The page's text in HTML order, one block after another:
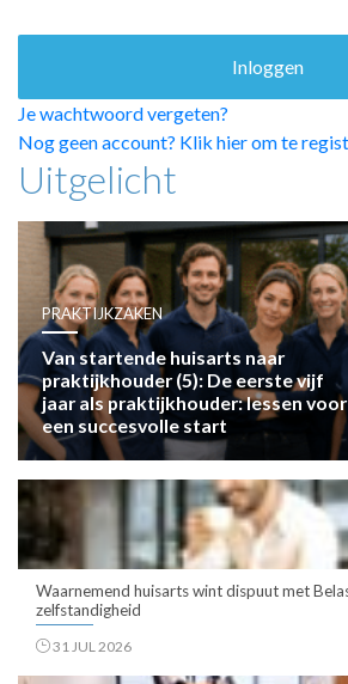
PRAKTIJKZAKEN
TARIEVEN
VPHUISARTSEN
MEDISCHE
INLOGGEN
REGISTRATIE
Je wachtwoord vergeten?
Nog geen account? Klik hier om te
Uitgelicht
PRAKTIJKZAKEN
Van startende huisarts naar
praktijkhouder (5): De eerste vijf
jaar als praktijkhouder: lessen voor
een succesvolle start
Waarnemend huisarts wint dispuut met
zelfstandigheid
31 JUL 2026